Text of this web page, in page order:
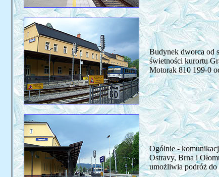
Budynek dworca od
świetności kurortu
Motorak 810 199-0
Ogólnie -
Ostravy, Brna i
umożliwia podróż do